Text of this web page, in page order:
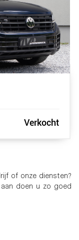
Verkocht
of onze diensten?
aan doen u zo goed